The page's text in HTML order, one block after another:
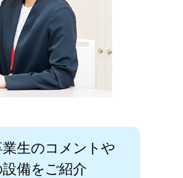
生のコメントや
備をご紹介